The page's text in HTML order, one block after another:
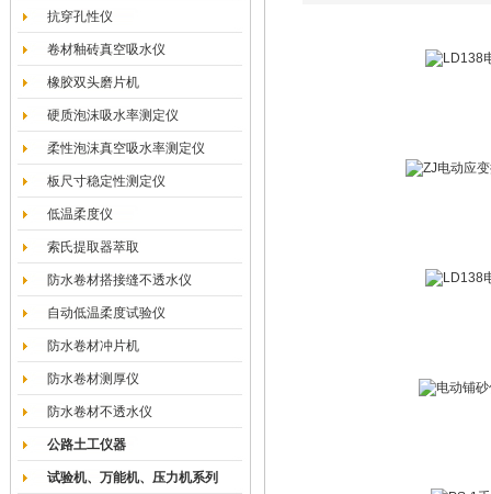
抗穿孔性仪
卷材釉砖真空吸水仪
橡胶双头磨片机
硬质泡沫吸水率测定仪
柔性泡沫真空吸水率测定仪
板尺寸稳定性测定仪
低温柔度仪
索氏提取器萃取
防水卷材搭接缝不透水仪
自动低温柔度试验仪
防水卷材冲片机
防水卷材测厚仪
防水卷材不透水仪
公路土工仪器
试验机、万能机、压力机系列